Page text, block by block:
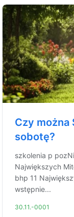
Czy można
sobotę?
szkolenia p
Największych
bhp 11
wstępnie...
30.11.-0001